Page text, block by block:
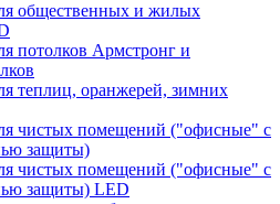
общественных и жилых
потолков Армстронг и
теплиц, оранжерей, зимних
чистых помещений ("офисные" с
защиты)
чистых помещений ("офисные" с
защиты) LED